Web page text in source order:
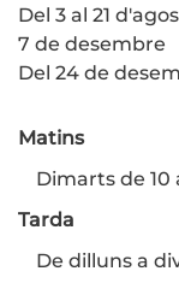
Del 3 al 21
7 de desembre
Del 24 de
Matins
Dimarts de 10
Tarda
De dilluns a